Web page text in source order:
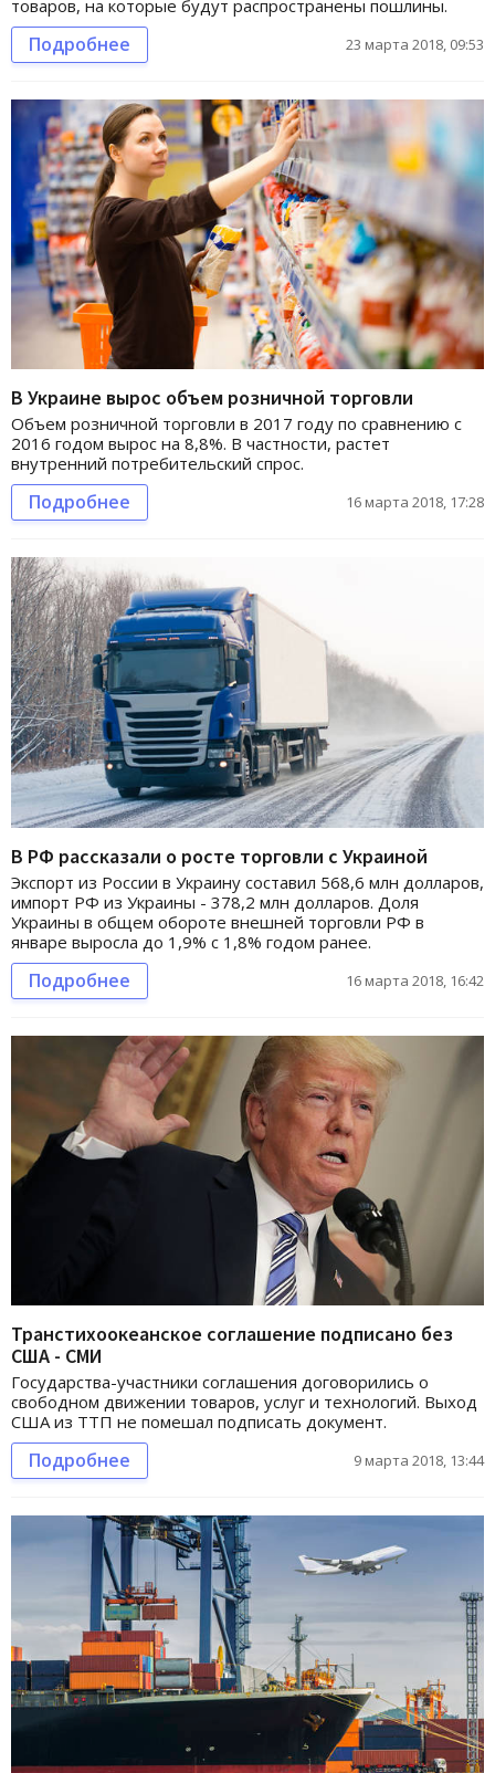
товаров, на которые будут распространены пошлины.
Подробнее 23 марта 2018, 09:53
В Украине вырос объем розничной торговли
Объем розничной торговли в 2017 году по сравнению с
2016 годом вырос на 8,8%. В частности, растет
внутренний потребительский спрос.
Подробнее 16 марта 2018, 17:28
В РФ рассказали о росте торговли с Украиной
Экспорт из России в Украину составил 568,6 млн долларов,
импорт РФ из Украины - 378,2 млн долларов. Доля
Украины в общем обороте внешней торговли РФ в
январе выросла до 1,9% с 1,8% годом ранее.
Подробнее 16 марта 2018, 16:42
Транстихоокеанское соглашение подписано без
США - СМИ
Государства-участники соглашения договорились о
свободном движении товаров, услуг и технологий. Выход
США из ТТП не помешал подписать документ.
Подробнее 9 марта 2018, 13:44